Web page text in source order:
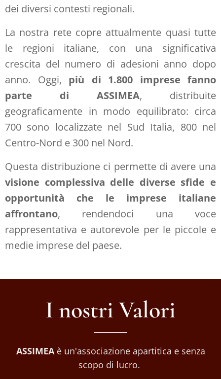
dei diversi contesti regionali.
La nostra rete copre attualmente quasi tutte
le regioni italiane, con una significativa
crescita del numero di adesioni anno dopo
anno. Oggi, più di 1.800 imprese fanno
parte di ASSIMEA, distribuite
geograficamente in modo equilibrato: circa
700 sono localizzate nel Sud Italia, 800 nel
Centro-Nord e 300 nel Nord.
Questa distribuzione ci permette di avere una
visione complessiva delle diverse sfide e
opportunità che le imprese italiane
affrontano, rendendoci una voce
rappresentativa e autorevole per le piccole e
medie imprese del paese.
I nostri Valori
ASSIMEAè un'associazione apartitica e senza
scopo di lucro.